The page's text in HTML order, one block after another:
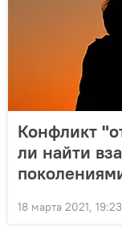
Конфликт
ли найти
18 марта 2021, 19:23